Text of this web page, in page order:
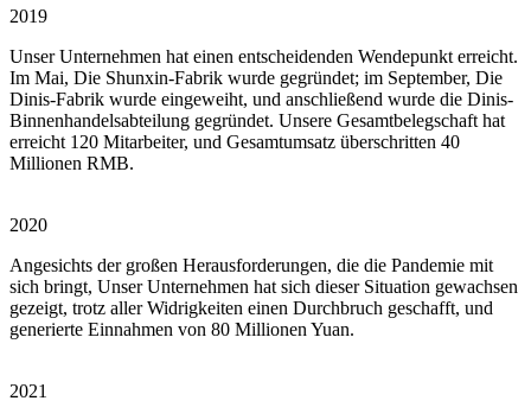
2019
Unser Unternehmen hat einen entscheidenden Wendepunkt erreicht.
Im Mai, Die Shunxin-Fabrik wurde gegründet; im September, Die
Dinis-Fabrik wurde eingeweiht, und anschließend wurde die Dinis-
Binnenhandelsabteilung gegründet. Unsere Gesamtbelegschaft hat
erreicht 120 Mitarbeiter, und Gesamtumsatz überschritten 40
Millionen RMB.
2020
Angesichts der großen Herausforderungen, die die Pandemie mit
sich bringt, Unser Unternehmen hat sich dieser Situation gewachsen
gezeigt, trotz aller Widrigkeiten einen Durchbruch geschafft, und
generierte Einnahmen von 80 Millionen Yuan.
2021